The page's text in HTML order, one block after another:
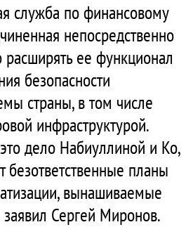
служба по финансовому
непосредственно
ее функционал
безопасности
страны, в том числе
инфраструктурой.
дело Набиуллиной и Ко,
безответственные планы
вынашиваемые
Сергей Миронов.